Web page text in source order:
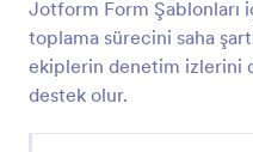
Jotform Form Şablonları
toplama sürecini saha
ekiplerin denetim izlerini
destek olur.
etmek için kullanılan
denetimi kontrol listesi,
birçok farklı özelliğe
veya yangın denetimi
göstermek için de
Go to Category:
Kontrol Listesi Formları